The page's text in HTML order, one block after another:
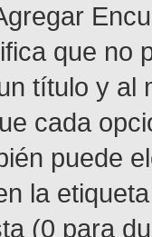
que no
título y al
cada
puede
la
(0 para